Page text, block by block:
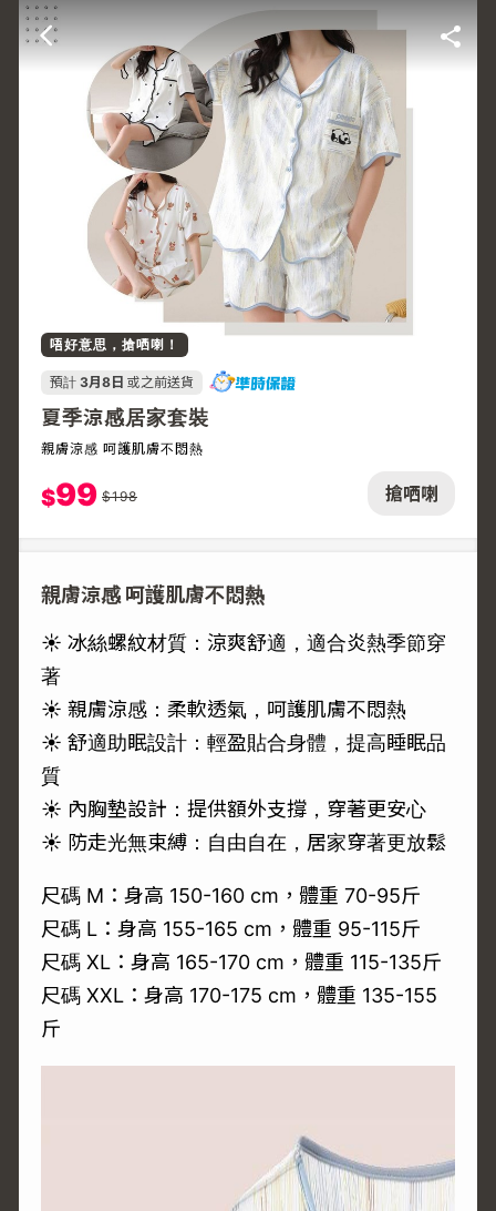
搶哂喇
唔好意思，搶哂喇！
預計 3月8日 或之前送貨
夏季涼感居家套裝
親膚涼感 呵護肌膚不悶熱
$99 $198
親膚涼感 呵護肌膚不悶熱
☀️ 冰絲螺紋材質：涼爽舒適，適合炎熱季節穿
著
☀️ 親膚涼感：柔軟透氣，呵護肌膚不悶熱
☀️ 舒適助眠設計：輕盈貼合身體，提高睡眠品
質
☀️ 內胸墊設計：提供額外支撐，穿著更安心
☀️ 防走光無束縛：自由自在，居家穿著更放鬆
尺碼 M：身高 150-160 cm，體重 70-95斤
尺碼 L：身高 155-165 cm，體重 95-115斤
尺碼 XL：身高 165-170 cm，體重 115-135斤
尺碼 XXL：身高 170-175 cm，體重 135-155
斤